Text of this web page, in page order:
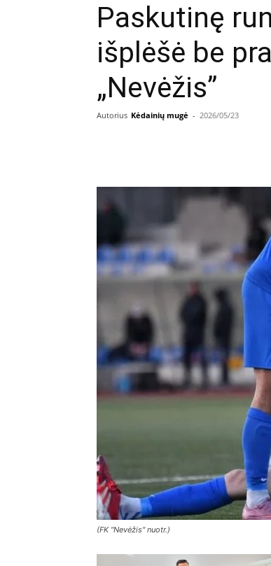
Paskutinę
išplėšė be
„Nevėžis”
Autorius Kėdainių mugė - 2026/05/23
(FK "Nevėžis" nuotr.)